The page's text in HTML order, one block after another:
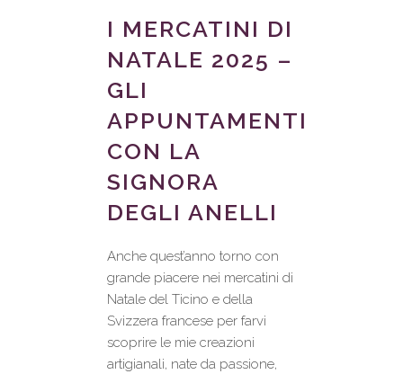
I MERCATINI DI
NATALE 2025 –
GLI
APPUNTAMENTI
CON LA
SIGNORA
DEGLI ANELLI
Anche quest’anno torno con
grande piacere nei mercatini di
Natale del Ticino e della
Svizzera francese per farvi
scoprire le mie creazioni
artigianali, nate da passione,